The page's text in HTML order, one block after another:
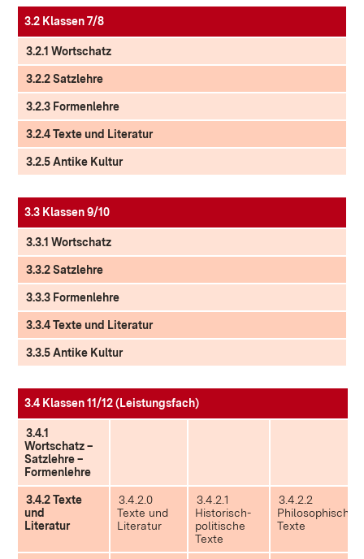
3.2 Klassen 7/8
3.2.1 Wortschatz
3.2.2 Satzlehre
3.2.3 Formenlehre
3.2.4 Texte und Literatur
3.2.5 Antike Kultur
3.3 Klassen 9/10
3.3.1 Wortschatz
3.3.2 Satzlehre
3.3.3 Formenlehre
3.3.4 Texte und Literatur
3.3.5 Antike Kultur
3.4 Klassen 11/12 (Leistungsfach)
3.4.1
Wortschatz –
Satzlehre –
Formenlehre
3.4.2 Texte
und
Literatur
3.4.2.0
Texte und
Literatur
3.4.2.1
Historisch-
politische
Texte
3.4.2.2
Philosophische
Texte